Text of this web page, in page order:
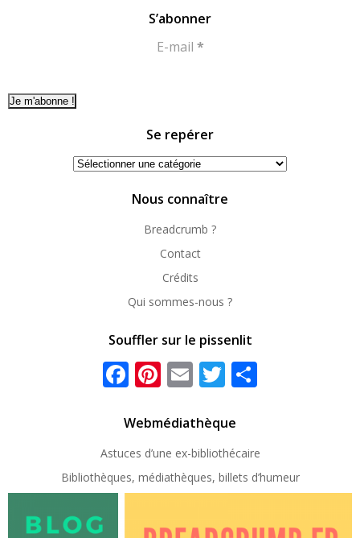
S’abonner
E-mail *
Se repérer
Se
Nous connaître
Breadcrumb ?
Contact
Crédits
Qui sommes-nous ?
Souffler sur le pissenlit
Facebook
Pinterest
EmailTwitter
Webmédiathèque
Astuces d’une ex-bibliothécaire
Bibliothèques, médiathèques, billets d’humeur